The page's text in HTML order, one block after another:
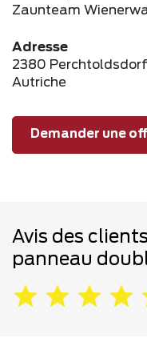
Zaunteam
Adresse
2380 Perchtoldsdorf
Autriche
Demander une
Avis des
panneau